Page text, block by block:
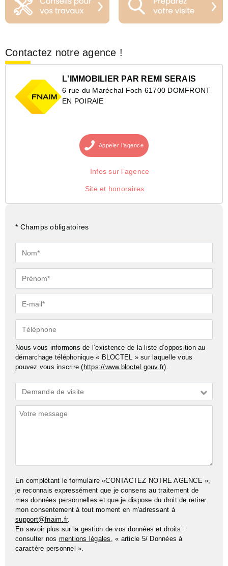
Contactez notre agence !
L'IMMOBILIER PAR REMI SERAIS
6 rue du Maréchal Foch 61700 DOMFRONT
EN POIRAIE
Appeler l’agence
Infos sur l’agence
Site et honoraires
* Champs obligatoires
Nom*
Prénom*
E-
mail*
Téléphone
Nous vous informons de l’existence de la liste d’opposition au
démarchage téléphonique « BLOCTEL » sur laquelle vous
pouvez vous inscrire ( https://www.bloctel.gouv.fr).
Demande
*
Demande de visite
Commentaires
En complétant le formulaire «CONTACTEZ NOTRE AGENCE »,
je reconnais expressément que je consens au traitement de
mes données personnelles et que je dispose du droit de retirer
mon consentement à tout moment en m'adressant à
support@fnaim.fr.
En savoir plus sur la gestion de vos données et droits :
consulter nos mentions légales , « article 5/ Données à
caractère personnel ».